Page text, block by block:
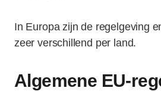
In Europa zijn de regelgeving
zeer verschillend per land.
Algemene EU-